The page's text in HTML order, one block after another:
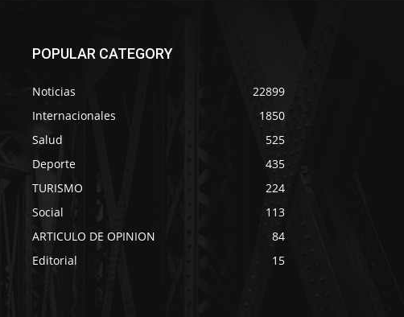
POPULAR CATEGORY
Noticias
22899
Internacionales
1850
Salud
525
Deporte
435
TURISMO
224
Social
113
ARTICULO DE OPINION
84
Editorial
15